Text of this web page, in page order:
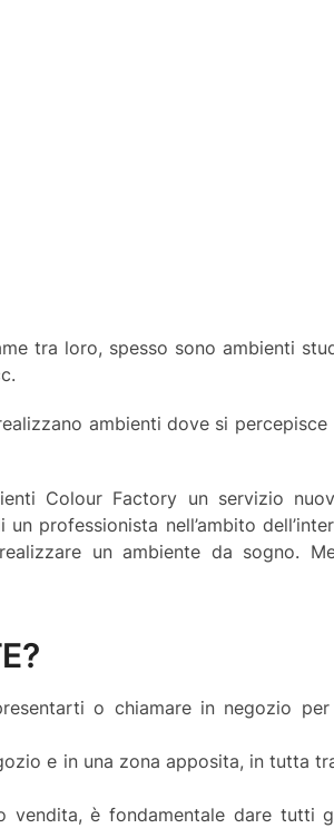
tra loro, spesso sono ambienti
ambienti dove si percepisce
Colour Factory un servizio
professionista nell’ambito
un ambiente da sogno.
o chiamare in negozio
e in una zona apposita, in tutta
vendita, è fondamentale dare tutti